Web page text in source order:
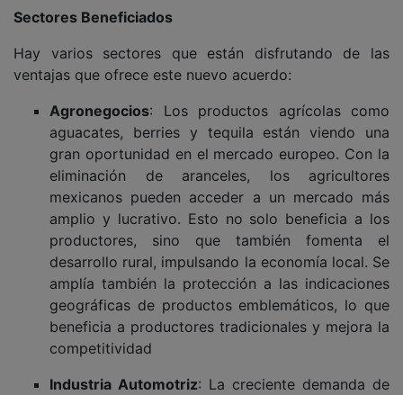
Sectores Beneficiados
Hay varios sectores que están disfrutando de las
ventajas que ofrece este nuevo acuerdo:
Agronegocios: Los productos agrícolas como
aguacates, berries y tequila están viendo una
gran oportunidad en el mercado europeo. Con la
eliminación de aranceles, los agricultores
mexicanos pueden acceder a un mercado más
amplio y lucrativo. Esto no solo beneficia a los
productores, sino que también fomenta el
desarrollo rural, impulsando la economía local. Se
amplía también la protección a las indicaciones
geográficas de productos emblemáticos, lo que
beneficia a productores tradicionales y mejora la
competitividad
Industria Automotriz: La creciente demanda de